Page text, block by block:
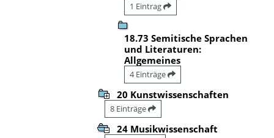
1 Eintrag
18.73 Semitische Sprachen
und Literaturen:
Allgemeines
4 Einträge
20 Kunstwissenschaften
8 Einträge
24 Musikwissenschaft